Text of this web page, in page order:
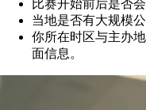
比赛开始前后是否
当地是否有大规模
你所在时区与主办
面信息。